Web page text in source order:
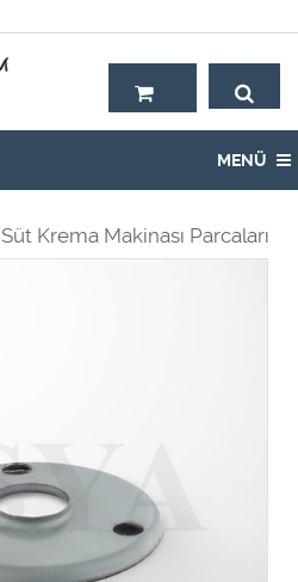
MENÜ
Süt Krema Makinası Parcaları